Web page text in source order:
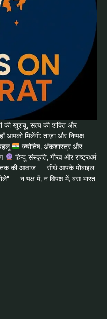
खुशबू, सत्य की शक्ति और
आपको मिलेंगी: ताज़ा और निष्पक्ष
ज्योतिष, अंकशास्त्र और
हिन्दू संस्कृति, गौरव और राष्ट्रधर्म
की आवाज — सीधे आपके मोबाइल
— न पक्ष में, न विपक्ष में, बस भारत